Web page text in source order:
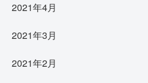
2021年4月
2021年3月
2021年2月